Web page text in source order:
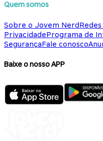
Quem somos
Sobre o Jovem Nerd
PrivacidadePrograma de
SegurançaFale conosco
Baixe o nosso APP